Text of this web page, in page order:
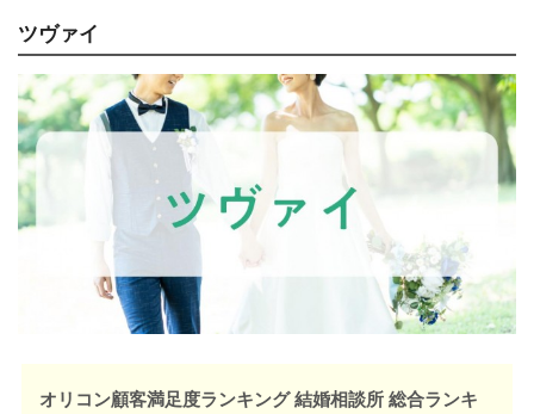
ツヴァイ
オリコン顧客満足度ランキング 結婚相談所 総合ランキ